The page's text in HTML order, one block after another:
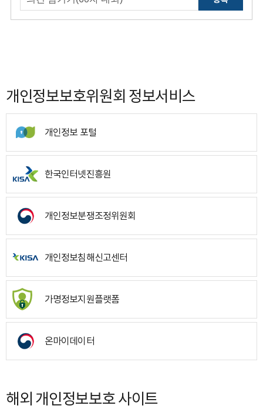
개인정보보호위원회 정보서비스
개인정보 포털
한국인터넷진흥원
개인정보분쟁조정위원회
개인정보침해신고센터
가명정보지원플랫폼
온마이데이터
해외 개인정보보호 사이트